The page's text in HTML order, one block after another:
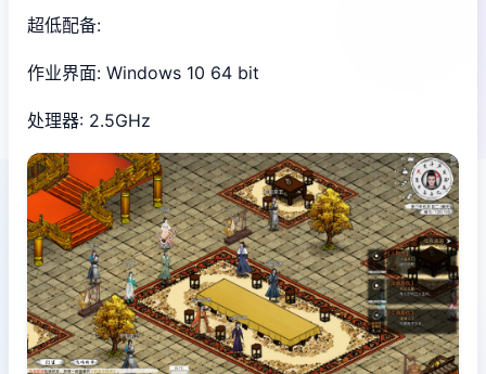
超低配备:
作业界面: Windows 10 64 bit
处理器: 2.5GHz